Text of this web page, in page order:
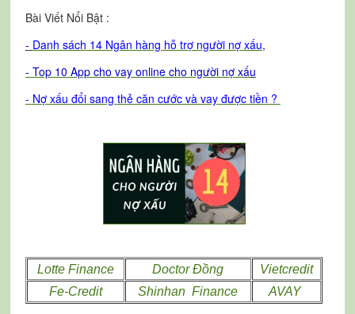
Bài Viết Nổi Bật :
- Danh sách 14 Ngân hàng hỗ trợ người nợ xấu,
- Top 10 App cho vay online cho người nợ xấu
- Nợ xấu đổi sang thẻ căn cước và vay được tiền ?
Lotte Finance Doctor Đồng
Vietcredit
Fe-Credit
Shinhan Finance AVAY